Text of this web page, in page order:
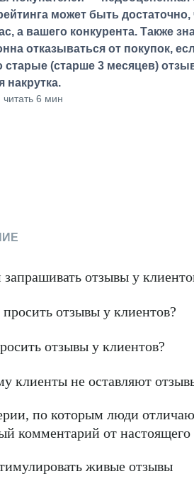
может быть
а вашего конкурента. Также
отказываться от покупок,
старые (старше 3 месяцев)
накрутка.
читать 6 мин
запрашивать отзывы у
просить отзывы у клиентов?
отзывы у клиентов?
клиенты не оставляют
по которым люди
комментарий от настоящего
живые отзывы